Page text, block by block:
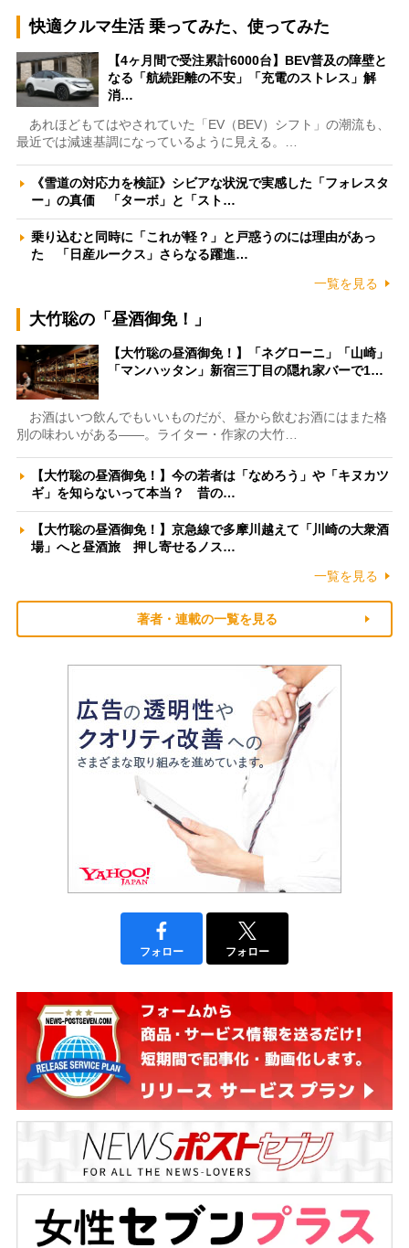
快適クルマ生活 乗ってみた、使ってみた
【4ヶ月間で受注累計6000台】BEV普及の障壁と
なる「航続距離の不安」「充電のストレス」解
消…
あれほどもてはやされていた「EV（BEV）シフト」の潮流も、
最近では減速基調になっているように見える。…
《雪道の対応力を検証》シビアな状況で実感した「フォレスタ
ー」の真価 「ターボ」と「スト…
乗り込むと同時に「これが軽？」と戸惑うのには理由があっ
た 「日産ルークス」さらなる躍進…
一覧を見る
大竹聡の「昼酒御免！」
【大竹聡の昼酒御免！】「ネグローニ」「山崎」
「マンハッタン」新宿三丁目の隠れ家バーで1…
お酒はいつ飲んでもいいものだが、昼から飲むお酒にはまた格
別の味わいがある――。ライター・作家の大竹…
【大竹聡の昼酒御免！】今の若者は「なめろう」や「キヌカツ
ギ」を知らないって本当？ 昔の…
【大竹聡の昼酒御免！】京急線で多摩川越えて「川崎の大衆酒
場」へと昼酒旅 押し寄せるノス…
一覧を見る
著者・連載の一覧を見る
フォロー フォロー